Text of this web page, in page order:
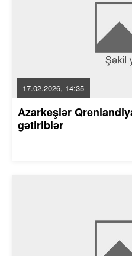
17.02.2026, 14:35
Azarkeşlər
gətiriblər